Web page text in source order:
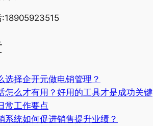
:18905923515
选择企开元做电销管理？
怎么才有用？好用的工具才是成功关键
常工作要点
系统如何促进销售提升业绩？